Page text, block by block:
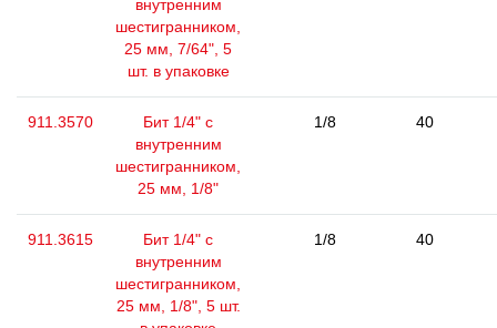
внутренним
шестигранником,
25 мм, 7/64", 5
шт. в упаковке
911.3570
Бит 1/4" с
внутренним
шестигранником,
25 мм, 1/8"
1/8 40
911.3615
Бит 1/4" с
внутренним
шестигранником,
25 мм, 1/8", 5 шт.
1/8 40